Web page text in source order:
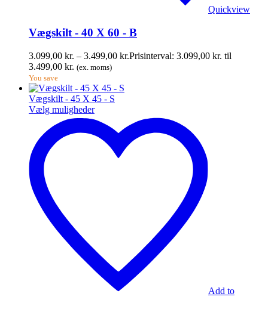
Quickview
Vægskilt - 40 X 60 - B
3.099,00 kr. – 3.499,00 kr.Prisinterval: 3.099,00 kr. til
3.499,00 kr. (ex. moms)
You save
Vægskilt - 45 X 45 - S
Vælg muligheder
Add to